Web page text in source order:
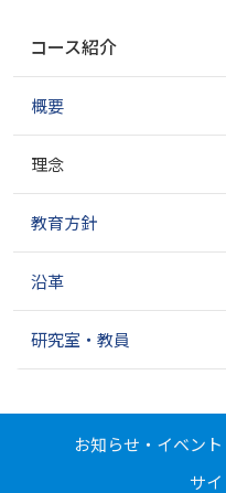
ゲ
シ
ン
コース紹介
概要
理念
教育方針
沿革
研究室・教員
お知らせ・イベント
サ